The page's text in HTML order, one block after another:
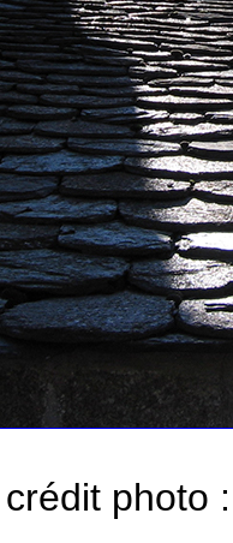
crédit photo